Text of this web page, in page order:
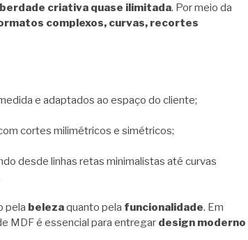
criativa quase ilimitada. Por meio da
complexos, curvas, recortes
e adaptados ao espaço do cliente;
cortes milimétricos e simétricos;
desde linhas retas minimalistas até curvas
pela belezaquanto pela funcionalidade. Em
MDF é essencial para entregar design moderno